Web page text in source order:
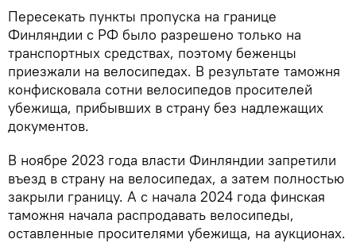
Пересекать пункты пропуска на границе
Финляндии с РФ было разрешено только на
транспортных средствах, поэтому беженцы
приезжали на велосипедах. В результате таможня
конфисковала сотни велосипедов просителей
убежища, прибывших в страну без надлежащих
документов.
В ноябре 2023 года власти Финляндии запретили
въезд в страну на велосипедах, а затем полностью
закрыли границу. А с начала 2024 года финская
таможня начала распродавать велосипеды,
оставленные просителями убежища, на аукционах.